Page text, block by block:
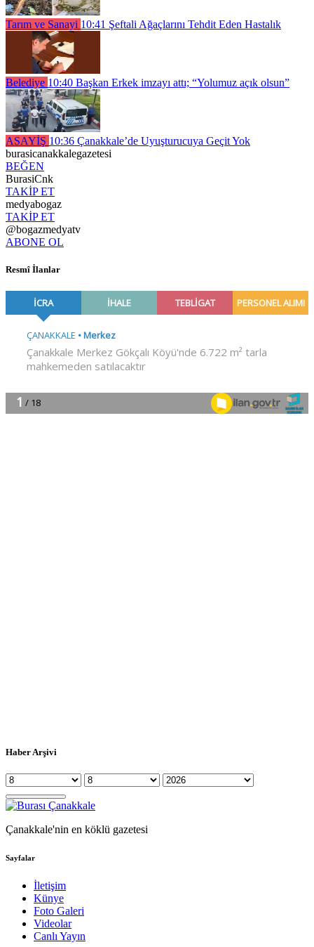
Tarım ve Sanayi 10:41 Şeftali Ağaçlarını Tehdit Eden Hastalık
Belediye 10:40 Başkan Erkek imzayı attı; “Yolumuz açık olsun”
ASAYİŞ 10:36 Çanakkale’de Uyuşturucuya Geçit Yok
burasicanakkalegazetesi
BEĞEN
BurasiCnk
TAKİP ET
medyabogaz
TAKİP ET
@bogazmedyatv
ABONE OL
Resmî İlanlar
Haber Arşivi
Çanakkale'nin en köklü gazetesi
Sayfalar
İletişim
Künye
Foto Galeri
Videolar
Canlı Yayın